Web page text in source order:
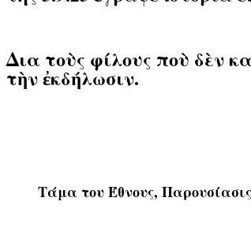
Δια τοὺς φίλους ποὺ δὲν
τὴν ἐκδήλωσιν.
Τάμα του Έθνους,